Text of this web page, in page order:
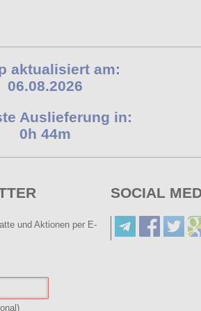
aktualisiert am:
06.08.2026
Auslieferung in:
0h 44m
und Aktionen per E-
SOCIAL